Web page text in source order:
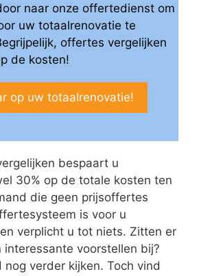
naar onze offertedienst om
uw totaalrenovatie te
offertes vergelijken
de kosten!
op uw totaalrenovatie!
bespaart u
30% op de totale kosten ten
die geen prijsoffertes
is voor u
verplicht u tot niets. Zitten er
interessante voorstellen bij?
nog verder kijken. Toch vind